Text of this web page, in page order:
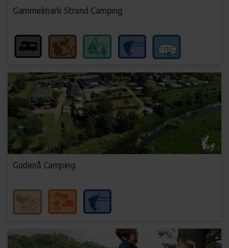
Gammelmark Strand Camping
Gudenå Camping